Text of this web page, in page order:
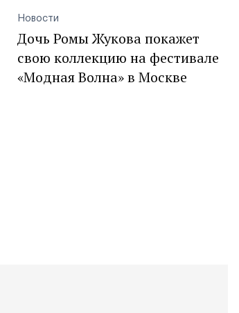
Новости
Дочь Ромы Жукова покажет
свою коллекцию на фестивале
«Модная Волна» в Москве